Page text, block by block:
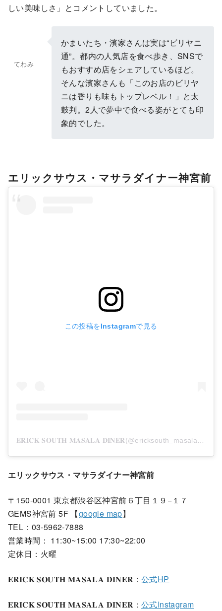
しい美味しさ」とコメントしていました。
てわみ
かまいたち・濱家さんは実は“ビリヤニ
通”。都内の人気店を食べ歩き、SNSで
もおすすめ店をシェアしているほど。
そんな濱家さんも「このお店のビリヤ
ニは香りも味もトップレベル！」と太
鼓判。2人で夢中で食べる姿がとても印
象的でした。
エリックサウス・マサラダイナー神宮前
この投稿をInstagramで見る
エリックサウス・マサラダイナー神宮前
〒150-0001 東京都渋谷区神宮前６丁目１９−１７
GEMS神宮前 5F 【google map】
TEL：03-5962-7888
営業時間： 11:30~15:00 17:30~22:00
定休日：火曜
𝐄𝐑𝐈𝐂𝐊 𝐒𝐎𝐔𝐓𝐇 𝐌𝐀𝐒𝐀𝐋𝐀 𝐃𝐈𝐍𝐄𝐑： 公式HP
𝐄𝐑𝐈𝐂𝐊 𝐒𝐎𝐔𝐓𝐇 𝐌𝐀𝐒𝐀𝐋𝐀 𝐃𝐈𝐍𝐄𝐑： 公式Instagram